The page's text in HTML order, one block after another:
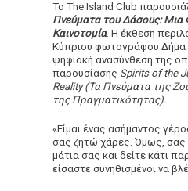
Το The Island Club
Πνεύματα του Δάσους: Μια
Καινοτομία. Η έκθεση
Κύπριου φωτογράφου Δήμα
ψηφιακή ανασύνθεση της
παρουσίασης Spirits of the
Reality (Τα Πνεύματα της
της Πραγματικότητας).
«Είμαι ένας ασήμαντος
σας ζητώ χάρες. Όμως, σας
μάτια σας και δείτε κάτι
είσαστε συνηθισμένοι να